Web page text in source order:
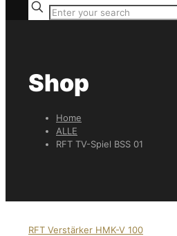
Shop
Home
ALLE
RFT TV-Spiel BSS 01
RFT Verstärker HMK-V 100